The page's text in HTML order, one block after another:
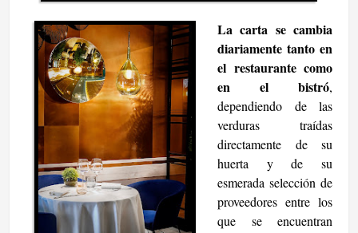
La carta se cambia
diariamente tanto en
el restaurante como
en el bistró,
dependiendo de las
verduras traídas
directamente de su
huerta y de su
esmerada selección de
proveedores entre los
que se encuentran